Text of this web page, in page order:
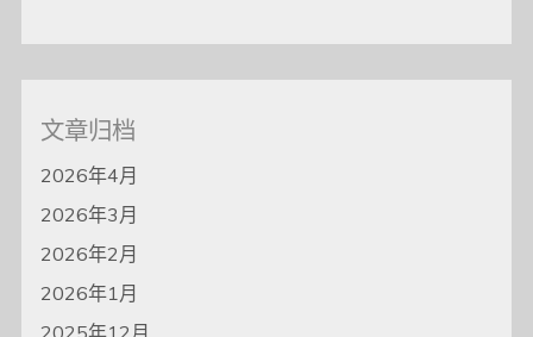
文章归档
2026年4月
2026年3月
2026年2月
2026年1月
2025年12月